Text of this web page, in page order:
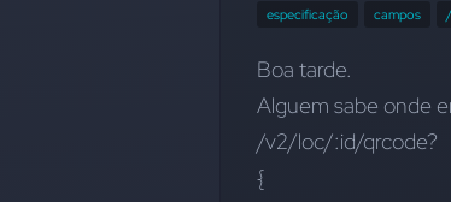
especificação campos
Boa tarde.
Alguem sabe onde
/v2/loc/:id/qrcode?
{